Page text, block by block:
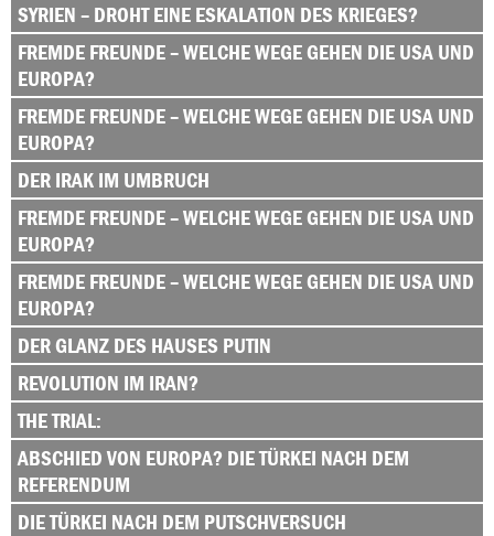
SYRIEN – DROHT EINE ESKALATION DES KRIEGES?
FREMDE FREUNDE – WELCHE WEGE GEHEN DIE USA UND
EUROPA?
FREMDE FREUNDE – WELCHE WEGE GEHEN DIE USA UND
EUROPA?
DER IRAK IM UMBRUCH
FREMDE FREUNDE – WELCHE WEGE GEHEN DIE USA UND
EUROPA?
FREMDE FREUNDE – WELCHE WEGE GEHEN DIE USA UND
EUROPA?
DER GLANZ DES HAUSES PUTIN
REVOLUTION IM IRAN?
THE TRIAL:
ABSCHIED VON EUROPA? DIE TÜRKEI NACH DEM
REFERENDUM
DIE TÜRKEI NACH DEM PUTSCHVERSUCH